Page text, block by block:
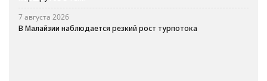
7 августа 2026
В Малайзии наблюдается резкий рост турпотока